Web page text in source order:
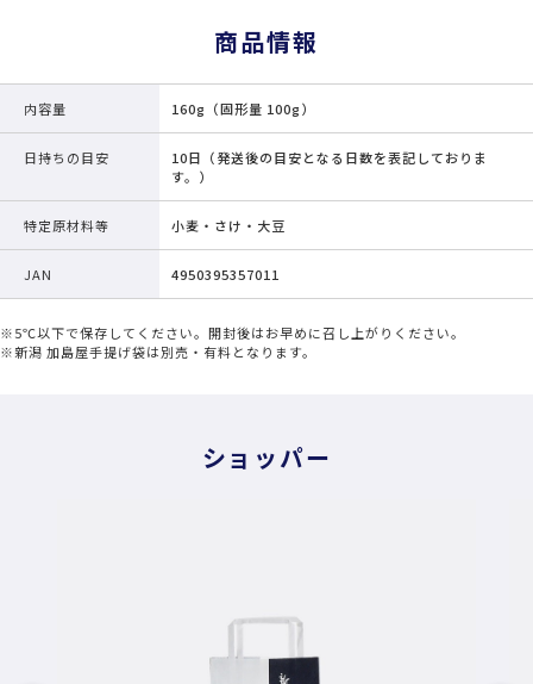
商品情報
内容量 160g（固形量 100g）
日持ちの目安
10日（発送後の目安となる日数を表記しておりま
す。）
特定原材料等 小麦・さけ・大豆
JAN 4950395357011
※5℃以下で保存してください。開封後はお早めに召し上がりください。
※新潟 加島屋手提げ袋は別売・有料となります。
ショッパー